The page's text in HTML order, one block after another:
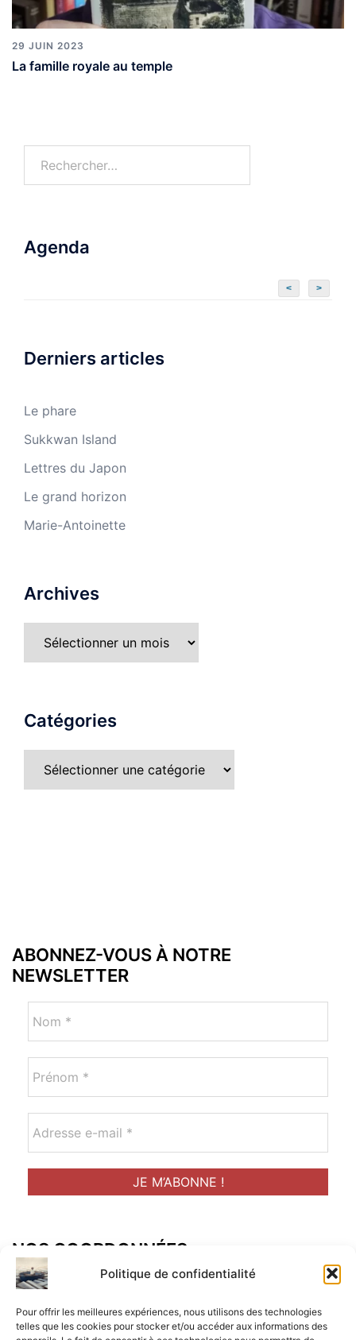
Politique de confidentialité
Pour offrir les meilleures expériences, nous utilisons des technologies
telles que les cookies pour stocker et/ou accéder aux informations des
29 JUIN 2023
La famille royale au temple
Agenda
< >
Derniers articles
Le phare
Sukkwan Island
Lettres du Japon
Le grand horizon
Marie-Antoinette
Archives
Catégories
ABONNEZ-VOUS À NOTRE
NEWSLETTER
NOS COORDONNÉES
Adresse postal :
ALCF
34 Rue René Brunen